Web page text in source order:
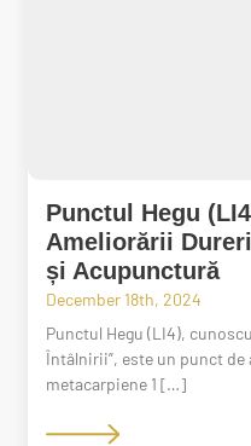
Punctul Hegu
Ameliorării
și Acupunctură
December 18th, 2024
Punctul Hegu (LI4),
Întâlnirii”, este un punct
metacarpiene 1 […]